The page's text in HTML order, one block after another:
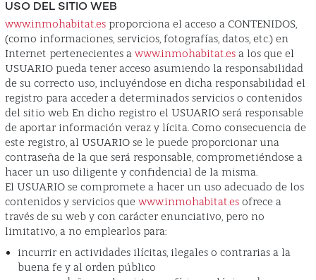
USO DEL SITIO WEB
www.inmohabitat.esproporciona el acceso a CONTENIDOS,
(como informaciones, servicios, fotografías, datos, etc.) en
Internet pertenecientes a www.inmohabitat.esa los que el
USUARIO pueda tener acceso asumiendo la responsabilidad
de su correcto uso, incluyéndose en dicha responsabilidad el
registro para acceder a determinados servicios o contenidos
del sitio web. En dicho registro el USUARIO será responsable
de aportar información veraz y lícita. Como consecuencia de
este registro, al USUARIO se le puede proporcionar una
contraseña de la que será responsable, comprometiéndose a
hacer un uso diligente y confidencial de la misma.
El USUARIO se compromete a hacer un uso adecuado de los
contenidos y servicios que www.inmohabitat.esofrece a
través de su web y con carácter enunciativo, pero no
limitativo, a no emplearlos para:
incurrir en actividades ilícitas, ilegales o contrarias a la
buena fe y al orden público